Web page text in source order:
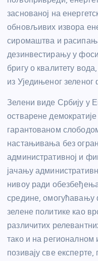
заснованој на
обновљивих извора
сиромаштва и
дезинвестирању у
бригу о квалитету
из Уједињеног зеленог
Зелени виде Србију у
остварене
гарантованом
настањивања без
административној и
јачању
нивоу ради
средине,
зелене политике као
различитих
тако и на
позивају све